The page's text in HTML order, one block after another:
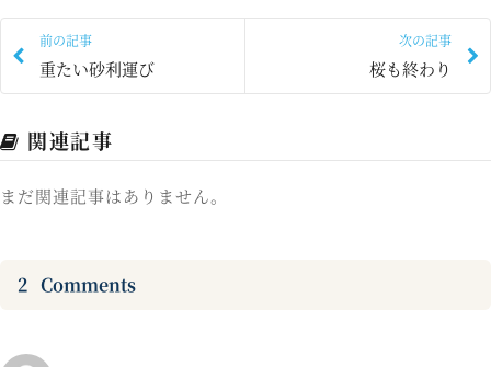
前の記事
重たい砂利運び
次の記事
桜も終わり
関連記事
まだ関連記事はありません。
2 Comments